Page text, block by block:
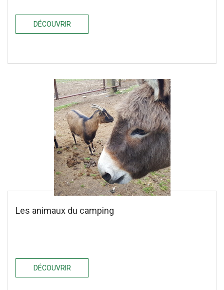
DÉCOUVRIR
Les animaux du camping
DÉCOUVRIR